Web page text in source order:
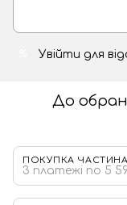
Увійти для
До
ПОКУПКА
3 платежі по 5